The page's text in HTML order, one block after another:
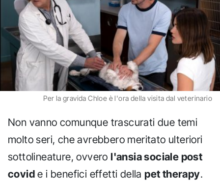
Per la gravida Chloe è l'ora della visita dal veterinario
Non vanno comunque trascurati due temi
molto seri, che avrebbero meritato ulteriori
sottolineature, ovvero l'ansia sociale post
covid e i benefici effetti della pet therapy.